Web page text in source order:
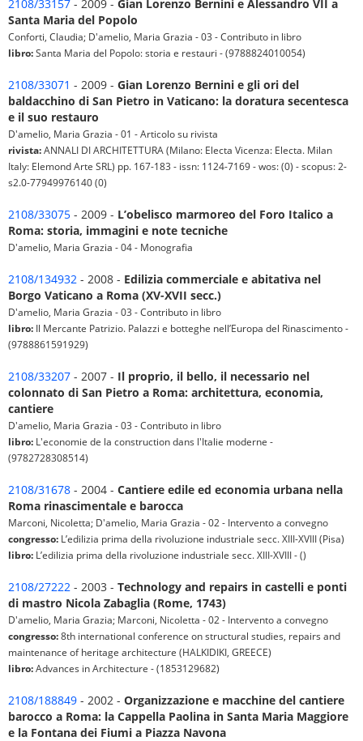
2108/33157 - 2009 - Gian Lorenzo Bernini e Alessandro VII a
Santa Maria del Popolo
Conforti, Claudia; D'amelio, Maria Grazia - 03 - Contributo in libro
libro:Santa Maria del Popolo: storia e restauri - (9788824010054)
2108/33071 - 2009 - Gian Lorenzo Bernini e gli ori del
baldacchino di San Pietro in Vaticano: la doratura secentesca
e il suo restauro
D'amelio, Maria Grazia - 01 - Articolo su rivista
rivista:ANNALI DI ARCHITETTURA (Milano: Electa Vicenza: Electa. Milan
Italy: Elemond Arte SRL) pp. 167-183 - issn: 1124-7169 - wos: (0) - scopus: 2-
s2.0-77949976140 (0)
2108/33075 - 2009 - L’obelisco marmoreo del Foro Italico a
Roma: storia, immagini e note tecniche
D'amelio, Maria Grazia - 04 - Monografia
2108/134932 - 2008 - Edilizia commerciale e abitativa nel
Borgo Vaticano a Roma (XV-XVII secc.)
D'amelio, Maria Grazia - 03 - Contributo in libro
libro: Il Mercante Patrizio. Palazzi e botteghe nell’Europa del Rinascimento -
(9788861591929)
2108/33207 - 2007 - Il proprio, il bello, il necessario nel
colonnato di San Pietro a Roma: architettura, economia,
cantiere
D'amelio, Maria Grazia - 03 - Contributo in libro
libro: L'economie de la construction dans l'Italie moderne -
(9782728308514)
2108/31678 - 2004 - Cantiere edile ed economia urbana nella
Roma rinascimentale e barocca
Marconi, Nicoletta; D'amelio, Maria Grazia - 02 - Intervento a convegno
congresso: L’edilizia prima della rivoluzione industriale secc. XIII-XVIII (Pisa)
libro: L’edilizia prima della rivoluzione industriale secc. XIII-XVIII - ()
2108/27222 - 2003 - Technology and repairs in castelli e ponti
di mastro Nicola Zabaglia (Rome, 1743)
D'amelio, Maria Grazia; Marconi, Nicoletta - 02 - Intervento a convegno
congresso:8th international conference on structural studies, repairs and
maintenance of heritage architecture (HALKIDIKI, GREECE)
libro:Advances in Architecture - (1853129682)
2108/188849 - 2002 - Organizzazione e macchine del cantiere
barocco a Roma: la Cappella Paolina in Santa Maria Maggiore
e la Fontana dei Fiumi a Piazza Navona